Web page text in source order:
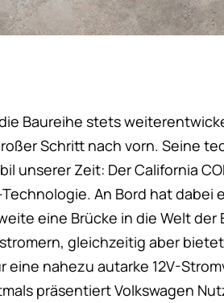
Baureihe stets
Schritt nach vorn. Seine
unserer Zeit: Der California
An Bord hat dabei
eine Brücke in die Welt
gleichzeitig aber
eine nahezu autarke 12V-
präsentiert Volkswagen